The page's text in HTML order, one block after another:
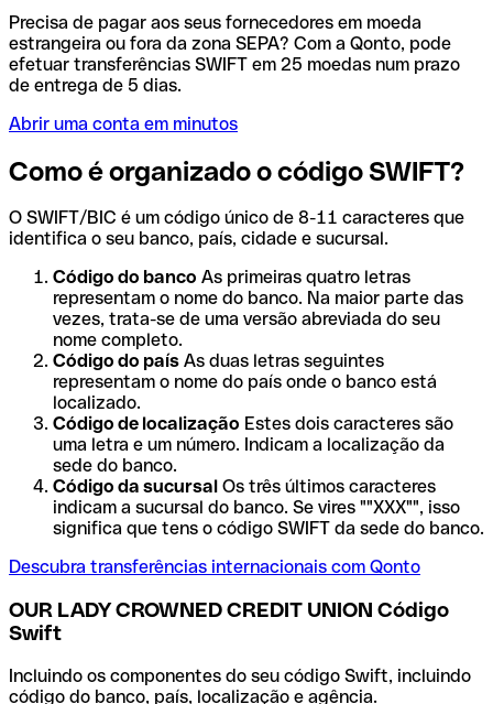
Precisa de pagar aos seus fornecedores em moeda
estrangeira ou fora da zona SEPA? Com a Qonto, pode
efetuar transferências SWIFT em 25 moedas num prazo
de entrega de 5 dias.
Abrir uma conta em minutos
Como é organizado o código SWIFT?
O SWIFT/BIC é um código único de 8-11 caracteres que
identifica o seu banco, país, cidade e sucursal.
Código do banco As primeiras quatro letras
representam o nome do banco. Na maior parte das
vezes, trata-se de uma versão abreviada do seu
nome completo.
Código do país As duas letras seguintes
representam o nome do país onde o banco está
localizado.
Código de localização Estes dois caracteres são
uma letra e um número. Indicam a localização da
sede do banco.
Código da sucursal Os três últimos caracteres
indicam a sucursal do banco. Se vires ""XXX"", isso
significa que tens o código SWIFT da sede do banco.
Descubra transferências internacionais com Qonto
OUR LADY CROWNED CREDIT UNION Código
Swift
Incluindo os componentes do seu código Swift, incluindo
código do banco, país, localização e agência.